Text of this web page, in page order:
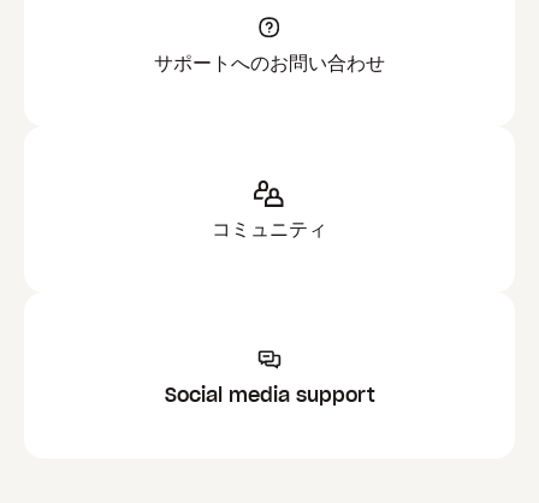
サポートへのお問い合わせ
コミュニティ
Social media support